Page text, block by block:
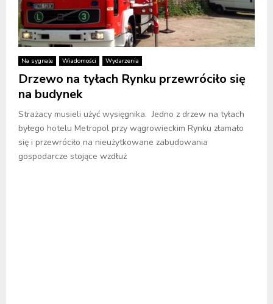
Na sygnale Wiadomości Wydarzenia
Drzewo na tyłach Rynku przewróciło się
na budynek
Strażacy musieli użyć wysięgnika. Jedno z drzew na tyłach
byłego hotelu Metropol przy wągrowieckim Rynku złamało
się i przewróciło na nieużytkowane zabudowania
gospodarcze stojące wzdłuż